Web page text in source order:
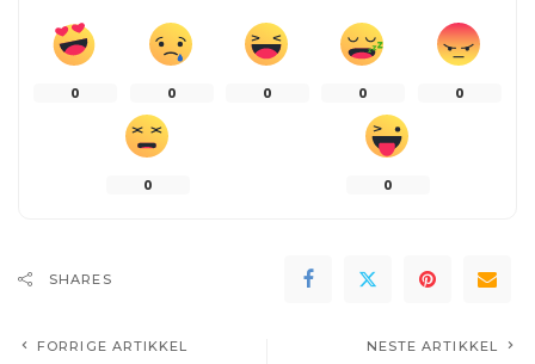
0 0 0 0 0
0 0
SHARES
FORRIGE ARTIKKEL NESTE ARTIKKEL